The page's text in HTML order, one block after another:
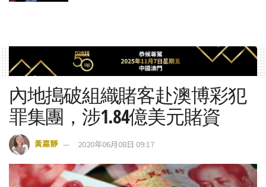
內地搗破組織賭客赴澳博彩犯
罪集團，涉1.84億美元賭資
黃嘉靜 2020年06月08日 09:17